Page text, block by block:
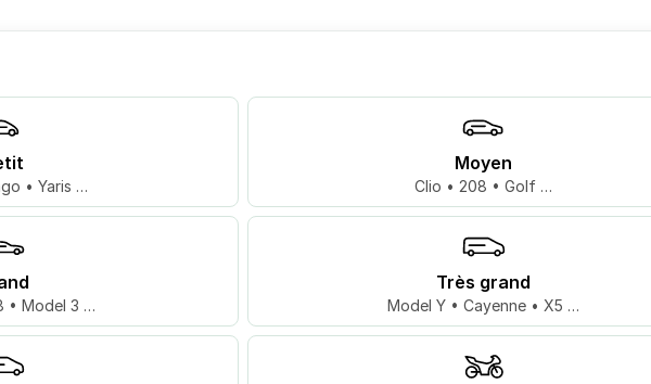
• Yaris …
Moyen
Clio • 208 • Golf …
• Model 3 …
Très grand
Model Y • Cayenne • X5 …